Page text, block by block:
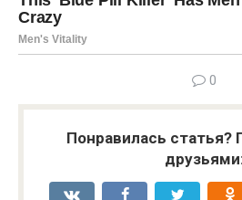
0
Понравилась статья?